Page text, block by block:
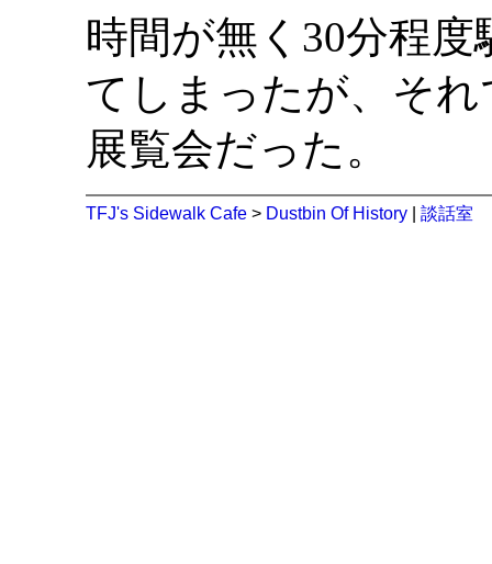
時間が無く30分程
てしまったが、そ
展覧会だった。
TFJ's Sidewalk Cafe > Dustbin Of History |談話室